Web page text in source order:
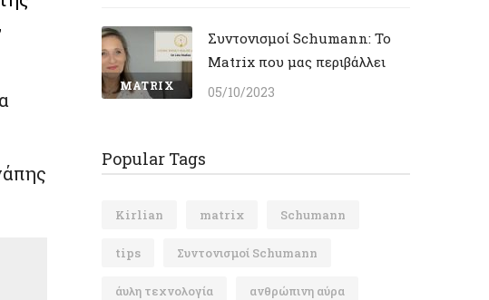
MATRIX
Συντονισμοί Schumann: Το
Matrix που μας περιβάλλει
05/10/2023
Popular Tags
Kirlian matrix Schumann
tips Συντονισμοί Schumann
άυλη τεχνολογία ανθρώπινη αύρα